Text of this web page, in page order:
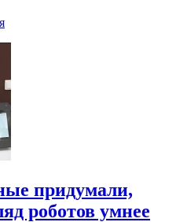
придумали,
роботов умнее